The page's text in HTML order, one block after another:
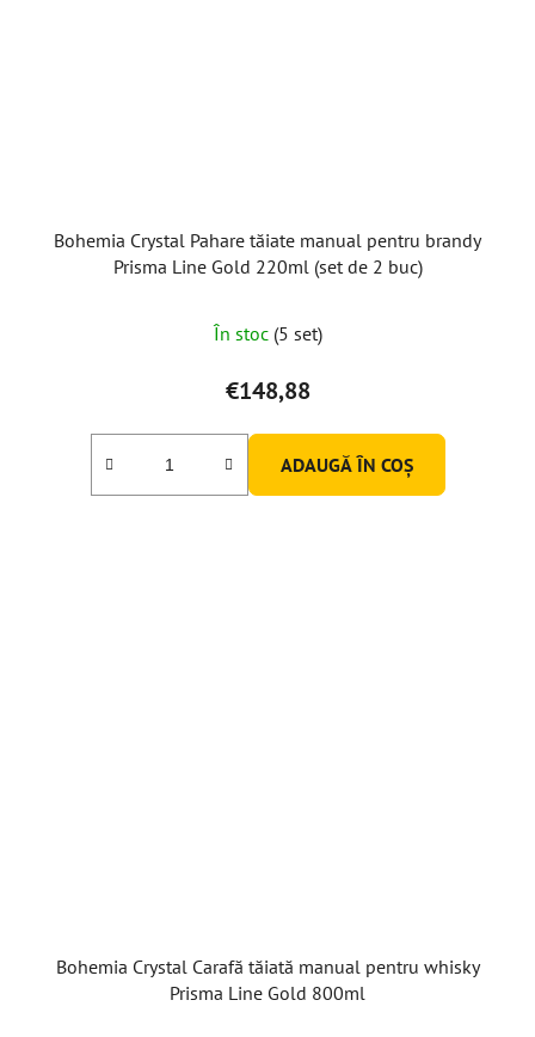
Bohemia Crystal Pahare tăiate manual pentru brandy
Prisma Line Gold 220ml (set de 2 buc)
În stoc (5 set)
€148,88
ADAUGĂ ÎN COŞ
Bohemia Crystal Carafă tăiată manual pentru whisky
Prisma Line Gold 800ml